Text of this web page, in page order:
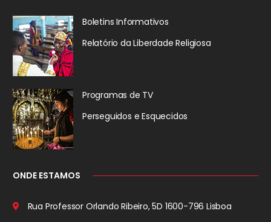
Boletins Informativos
Relatório da Liberdade Religiosa
Programas de TV
Perseguidos e Esquecidos
ONDE ESTAMOS
Rua Professor Orlando Ribeiro, 5D 1600-796 Lisboa